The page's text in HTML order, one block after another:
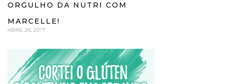
ORGULHO DA NUTRI COM
MARCELLE!
ABRIL 26, 2017